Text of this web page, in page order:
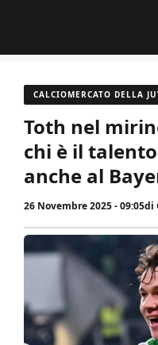
contenuto
CALCIOMERCATO DELLA
Toth nel
chi è il
anche al
26 Novembre 2025 - 09:05di